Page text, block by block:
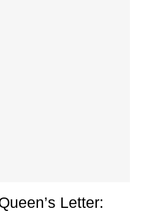
Letter: